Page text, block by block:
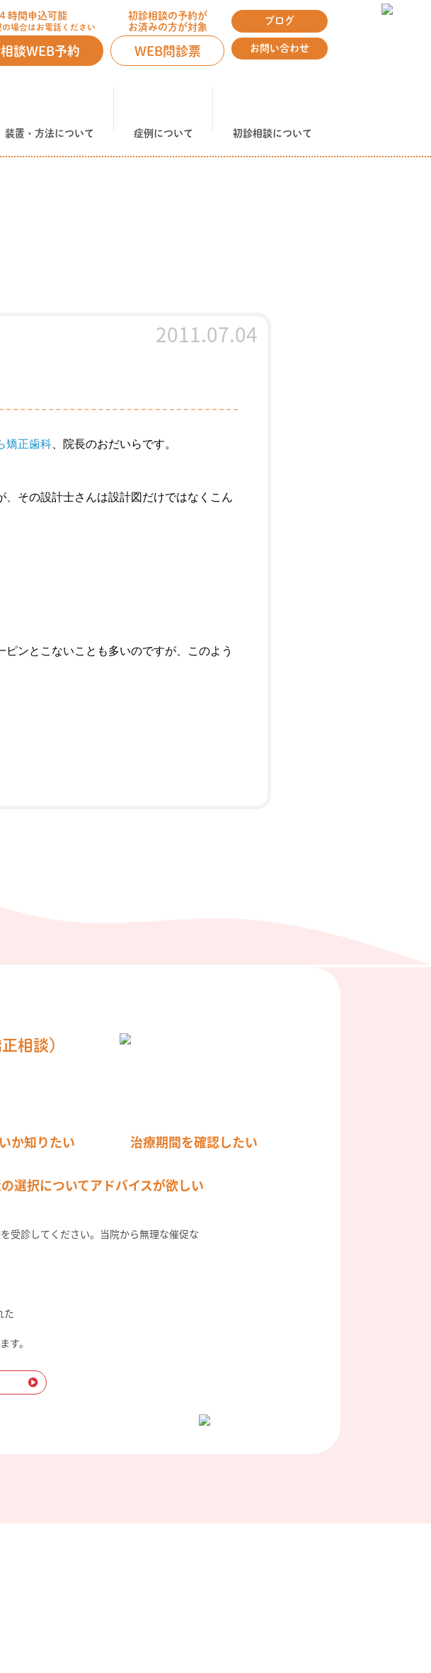
時間申込可能
の場合はお電話ください
談WEB予約
初診相談の予約が
お済みの方が対象
WEB問診票
ブログ
お問い合わせ
装置・方法について 症例について 初診相談について
2011.07.04
矯正歯科、院長のおだいらです。
その設計士さんは設計図だけではなくこん
ンとこないことも多いのですが、このよう
相談）
か知りたい 治療期間を確認したい
選択についてアドバイスが欲しい
受診してください。当院から無理な催促な
た
す。